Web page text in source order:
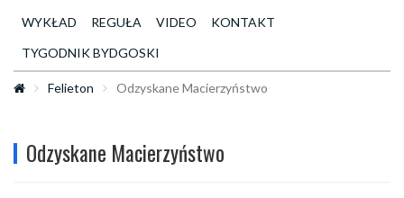
WYKŁAD
REGUŁA VIDEO
KONTAKT
TYGODNIK BYDGOSKI
Felieton Odzyskane Macierzyństwo
Odzyskane Macierzyństwo